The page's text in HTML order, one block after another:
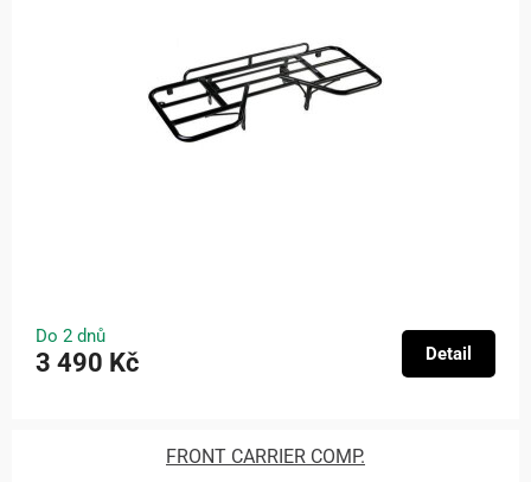
Do 2 dnů
3 490 Kč Detail
FRONT CARRIER COMP.